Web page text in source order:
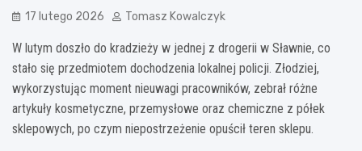
17 lutego 2026 Tomasz Kowalczyk
W lutym doszło do kradzieży w jednej z drogerii w Sławnie, co
stało się przedmiotem dochodzenia lokalnej policji. Złodziej,
wykorzystując moment nieuwagi pracowników, zebrał różne
artykuły kosmetyczne, przemysłowe oraz chemiczne z półek
sklepowych, po czym niepostrzeżenie opuścił teren sklepu.